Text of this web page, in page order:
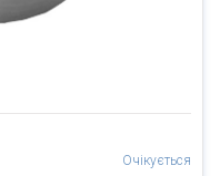
Очікується